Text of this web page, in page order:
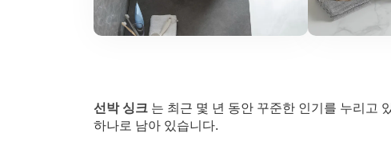
선박 싱크 는 최근 몇 년 동안 꾸준한 인기를 누리고
하나로 남아 있습니다.